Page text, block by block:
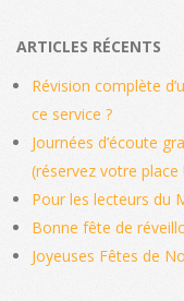
ARTICLES RÉCENTS
Révision complète
ce service ?
Journées d’écoute
(réservez votre place
Pour les lecteurs du
Bonne fête de
Joyeuses Fêtes de